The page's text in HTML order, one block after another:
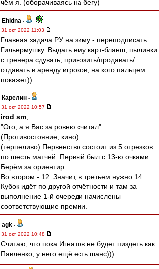
чём я. (оборачиваясь на бегу)
Ehidna -
31 окт 2022 11:03
Главная задача РУ на зиму - переподписать
Гильермушку. Выдать ему карт-бланш, пылинки
с тренера сдувать, привозить/продавать/
отдавать в аренду игроков, на кого пальцем
покажет))
Карелин -
31 окт 2022 10:57
irod sm
"Ого, а я Вас за ровню считал"
(Противостояние, кино).
(терпеливо) Первенство состоит из 5 отрезков
по шесть матчей. Первый был с 13-ю очками.
Берём за ориентир.
Во втором - 12. Значит, в третьем нужно 14.
Кубок идёт по другой отчётности и там за
выполнение 1-й очереди начислены
соответствующие премии.
agk -
31 окт 2022 10:48
Считаю, что пока Игнатов не будет пиздеть как
Павленко, у него ещё есть шанс)))